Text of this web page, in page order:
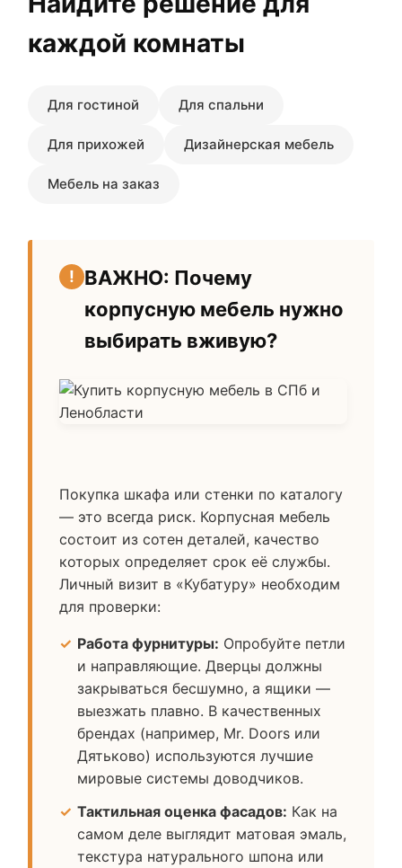
каждой комнаты
Для гостиной Для спальни
Для прихожей Дизайнерская мебель
Мебель на заказ
ВАЖНО: Почему
корпусную мебель нужно
выбирать вживую?
Покупка шкафа или стенки по каталогу
— это всегда риск. Корпусная мебель
состоит из сотен деталей, качество
которых определяет срок её службы.
Личный визит в «Кубатуру» необходим
для проверки:
Работа фурнитуры: Опробуйте петли
и направляющие. Дверцы должны
закрываться бесшумно, а ящики —
выезжать плавно. В качественных
брендах (например, Mr. Doors или
Дятьково) используются лучшие
мировые системы доводчиков.
Тактильная оценка фасадов: Как на
самом деле выглядит матовая эмаль,
текстура натурального шпона или